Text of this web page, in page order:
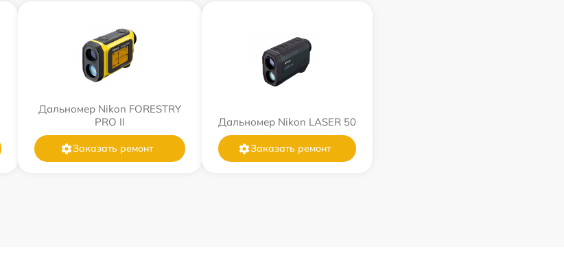
Дальномер Nikon FORESTRY
PRO II
Заказать ремонт
Дальномер Nikon LASER 50
Заказать ремонт